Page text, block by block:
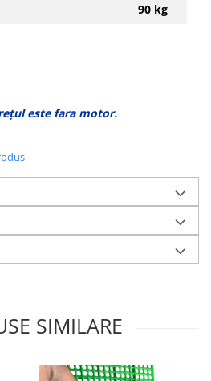
90 kg
este fara motor.
SIMILARE